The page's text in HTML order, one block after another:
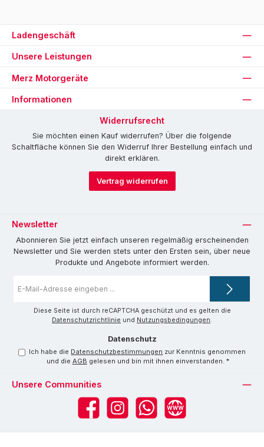
Ladengeschäft
Unsere Leistungen
Merz Motorgeräte
Informationen
Widerrufsrecht
Sie möchten einen Kauf widerrufen? Über die folgende
Schaltfläche können Sie den Widerruf Ihrer Bestellung einfach und
direkt erklären.
Vertrag widerrufen
Newsletter
Abonnieren Sie jetzt einfach unseren regelmäßig erscheinenden
Newsletter und Sie werden stets unter den Ersten sein, über neue
Produkte und Angebote informiert werden.
Mail-
Diese Seite ist durch reCAPTCHA geschützt und es gelten die
Datenschutzrichtlinie und Nutzungsbedingungen.
Datenschutz
Ich habe die Datenschutzbestimmungen zur Kenntnis genommen
und die AGB gelesen und bin mit ihnen einverstanden. *
Unsere Communities
FacebookInstagramWhatsAppWebsite